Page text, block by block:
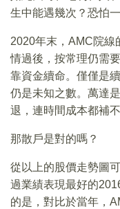
生中能遇幾次？恐怕
2020年末，AMC院線
情過後，按常理仍需
靠資金續命。僅僅是
仍是未知之數。萬達
退，連時間成本都補
那散戶是對的嗎？
從以上的股價走勢圖
過業績表現最好的
的是，對比於當年，